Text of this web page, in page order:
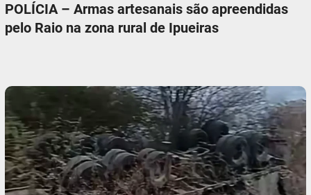
POLÍCIA – Armas artesanais são apreendidas
pelo Raio na zona rural de Ipueiras